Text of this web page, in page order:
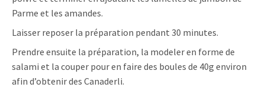
Parme et les amandes.
Laisser reposer la préparation pendant 30 minutes.
Prendre ensuite la préparation, la modeler en forme de
salami et la couper pour en faire des boules de 40g environ
afin d’obtenir des Canaderli.